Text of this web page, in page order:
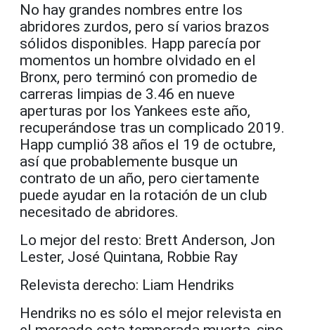
No hay grandes nombres entre los
abridores zurdos, pero sí varios brazos
sólidos disponibles. Happ parecía por
momentos un hombre olvidado en el
Bronx, pero terminó con promedio de
carreras limpias de 3.46 en nueve
aperturas por los Yankees este año,
recuperándose tras un complicado 2019.
Happ cumplió 38 años el 19 de octubre,
así que probablemente busque un
contrato de un año, pero ciertamente
puede ayudar en la rotación de un club
necesitado de abridores.
Lo mejor del resto: Brett Anderson, Jon
Lester, José Quintana, Robbie Ray
Relevista derecho: Liam Hendriks
Hendriks no es sólo el mejor relevista en